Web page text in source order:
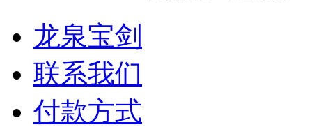
龙泉宝剑
联系我们
付款方式